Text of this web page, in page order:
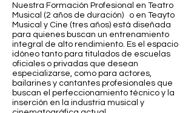
Nuestra Formación Profesional en Teatro
Musical (2 años de duración) o en Teayto
Musical y Cine (tres años) está diseñada
para quienes buscan un entrenamiento
integral de alto rendimiento. Es el espacio
idóneo tanto para titulados de escuelas
oficiales o privadas que desean
especializarse, como para actores,
bailarines y cantantes profesionales que
buscan el perfeccionamiento técnico y la
inserción en la industria musical y